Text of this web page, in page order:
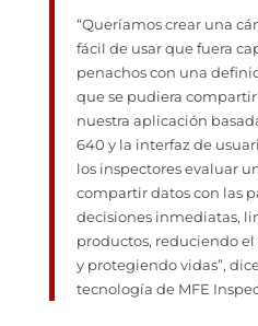
“Queríamos crear una
fácil de usar que fuera
penachos con una
que se pudiera
nuestra aplicación
640 y la interfaz de
los inspectores evaluar
compartir datos con las
decisiones inmediatas,
productos, reduciendo
y protegiendo vidas”,
tecnología de MFE